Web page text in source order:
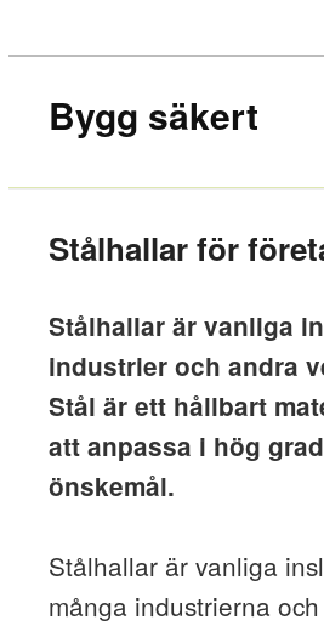
KONTAKT
Bygg säkert
Stålhallar för
Stålhallar är vanliga
industrier och andra
Stål är ett hållbart
att anpassa i hög
önskemål.
Stålhallar är vanliga
många industrierna